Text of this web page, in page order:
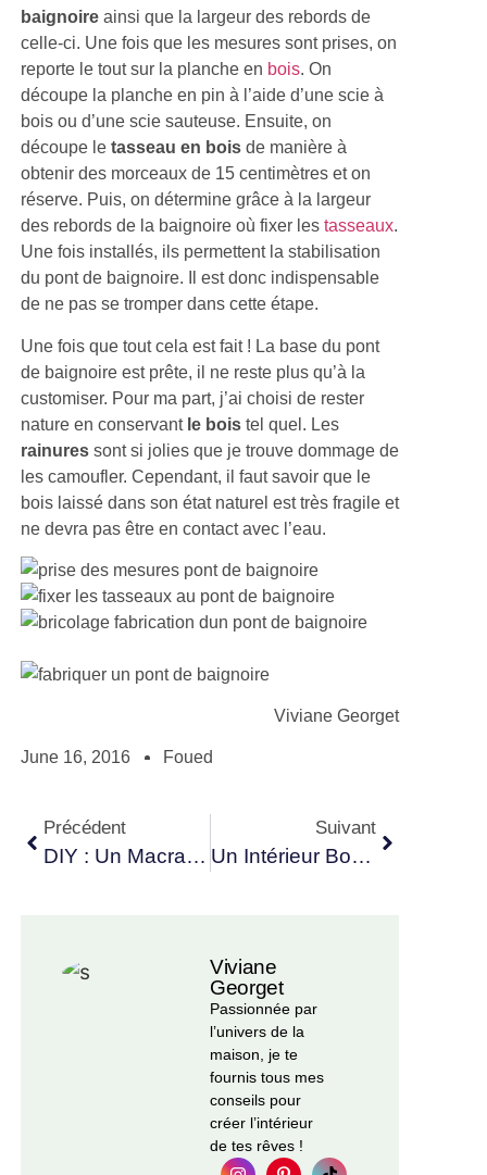
baignoire ainsi que la largeur des rebords de
celle-ci. Une fois que les mesures sont prises, on
reporte le tout sur la planche en bois. On
découpe la planche en pin à l’aide d’une scie à
bois ou d’une scie sauteuse. Ensuite, on
découpe letasseau en bois de manière à
obtenir des morceaux de 15 centimètres et on
réserve. Puis, on détermine grâce à la largeur
des rebords de la baignoire où fixer lestasseaux.
Une fois installés, ils permettent la stabilisation
du pont de baignoire. Il est donc indispensable
de ne pas se tromper dans cette étape.
Une fois que tout cela est fait ! La base du pont
de baignoire est prête, il ne reste plus qu’à la
customiser. Pour ma part, j’ai choisi de rester
nature en conservant le bois tel quel. Les
rainures sont si jolies que je trouve dommage de
les camoufler. Cependant, il faut savoir que le
bois laissé dans son état naturel est très fragile et
ne devra pas être en contact avec l’eau.
Viviane Georget
June 16, 2016 Foued
Précédent
DIY : Un Macramé Bohème Très Tendance
Suivant
Un Intérieur Bohème Pour Une Impression De Voyage
Viviane
Georget
Passionnée par
l’univers de la
maison, je te
fournis tous mes
conseils pour
créer l’intérieur
de tes rêves !